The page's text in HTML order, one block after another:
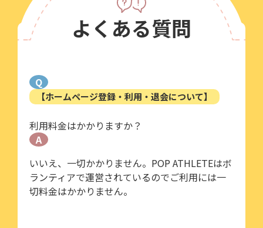
よくある質問
Q
【ホームページ登録・利用・退会について】
利用料金はかかりますか？
A
いいえ、一切かかりません。POP ATHLETEはボ
ランティアで運営されているのでご利用には一
切料金はかかりません。